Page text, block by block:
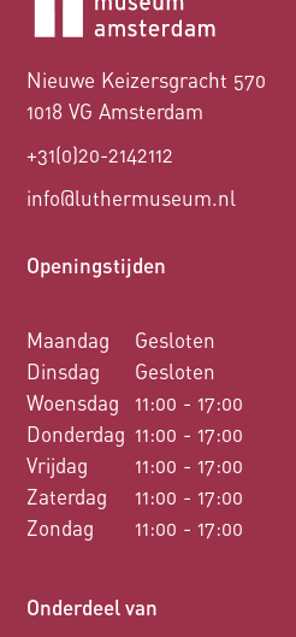
Nieuwe Keizersgracht 570
1018 VG Amsterdam
+31(0)20-2142112
info@luthermuseum.nl
Openingstijden
Maandag
Dinsdag
Woensdag
Donderdag
Vrijdag
Zaterdag
Zondag
Gesloten
Gesloten
11:00 - 17:00
11:00 - 17:00
11:00 - 17:00
11:00 - 17:00
11:00 - 17:00
Onderdeel van